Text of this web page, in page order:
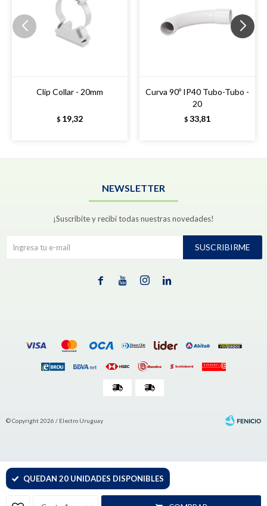
QUEDAN 20 UNIDADES DISPONIBLES
Clip Collar - 20mm
$ 19,32
Curva 90º IP40 Tubo-Tubo -
20
$ 33,81
NEWSLETTER
¡Suscribite y recibí todas nuestras novedades!
SUSCRIBIRME
   
© Copyright 2026 / Electro Uruguay